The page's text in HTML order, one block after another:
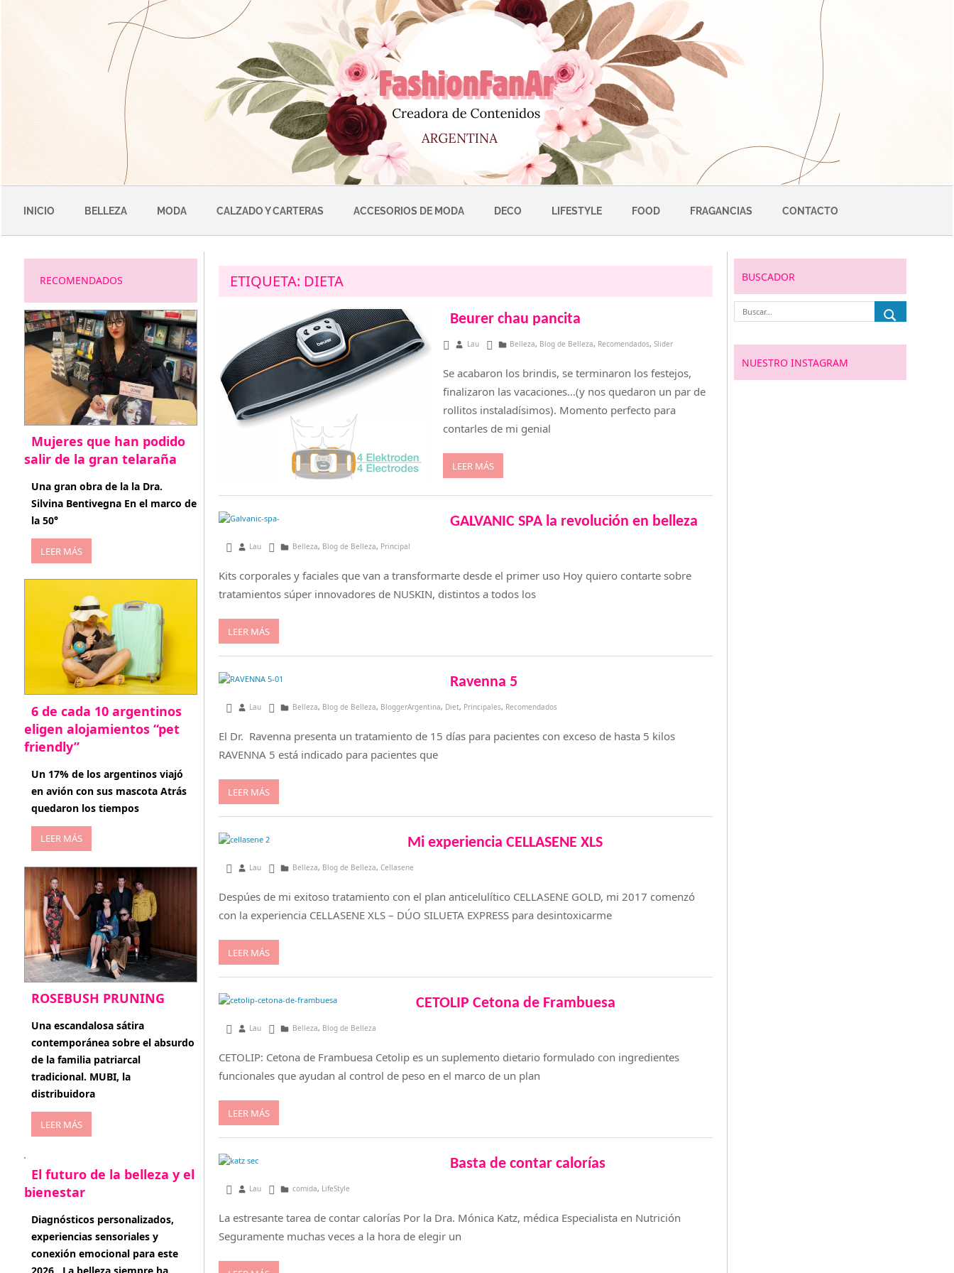
INICIO BELLEZA MODA CALZADO Y CARTERAS ACCESORIOS DE MODA DECO LIFESTYLE FOOD FRAGANCIAS CONTACTO
ETIQUETA: DIETA
Beurer chau pancita
febrero 16, 2018
Lau Belleza, Blog de Belleza, Recomendados,Slider
Se acabaron los brindis, se terminaron los festejos,
finalizaron las vacaciones…(y nos quedaron un par de
rollitos instaladísimos). Momento perfecto para
contarles de mi genial
LEER MÁS
GALVANIC SPA la revolución en belleza
septiembre 6, 2017
Lau Belleza, Blog de Belleza, Principal
Kits corporales y faciales que van a transformarte desde el primer uso Hoy quiero contarte sobre
tratamientos súper innovadores de NUSKIN, distintos a todos los
LEER MÁS
Ravenna 5
julio 28, 2017
Lau Belleza, Blog de Belleza, BloggerArgentina, Diet, Principales, Recomendados
El Dr. Ravenna presenta un tratamiento de 15 días para pacientes con exceso de hasta 5 kilos
RAVENNA 5 está indicado para pacientes que
LEER MÁS
Mi experiencia CELLASENE XLS
enero 10, 2017
Lau Belleza, Blog de Belleza, Cellasene
Despúes de mi exitoso tratamiento con el plan anticelulítico CELLASENE GOLD, mi 2017 comenzó
con la experiencia CELLASENE XLS – DÚO SILUETA EXPRESS para desintoxicarme
LEER MÁS
CETOLIP Cetona de Frambuesa
septiembre 20, 2016
Lau Belleza, Blog de Belleza
CETOLIP: Cetona de Frambuesa Cetolip es un suplemento dietario formulado con ingredientes
funcionales que ayudan al control de peso en el marco de un plan
LEER MÁS
Basta de contar calorías
abril 29, 2016
Lau comida, LifeStyle
La estresante tarea de contar calorías Por la Dra. Mónica Katz, médica Especialista en Nutrición
Seguramente muchas veces a la hora de elegir un
RECOMENDADOS
Mujeres que han podido
salir de la gran telaraña
abril 29, 2026
Una gran obra de la la Dra.
Silvina Bentivegna En el marco de
la 50°
LEER MÁS
6 de cada 10 argentinos
eligen alojamientos “pet
friendly”
abril 27, 2026
Un 17% de los argentinos viajó
en avión con sus mascota Atrás
quedaron los tiempos
LEER MÁS
ROSEBUSH PRUNING
enero 20, 2026
Una escandalosa sátira
contemporánea sobre el absurdo
de la familia patriarcal
tradicional. MUBI, la
distribuidora
LEER MÁS
El futuro de la belleza y el
bienestar
enero 15, 2026
Diagnósticos personalizados,
experiencias sensoriales y
conexión emocional para este
BUSCADOR
NUESTRO INSTAGRAM